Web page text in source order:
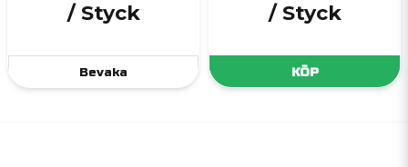
/ Styck
Bevaka
/ Styck
KÖP